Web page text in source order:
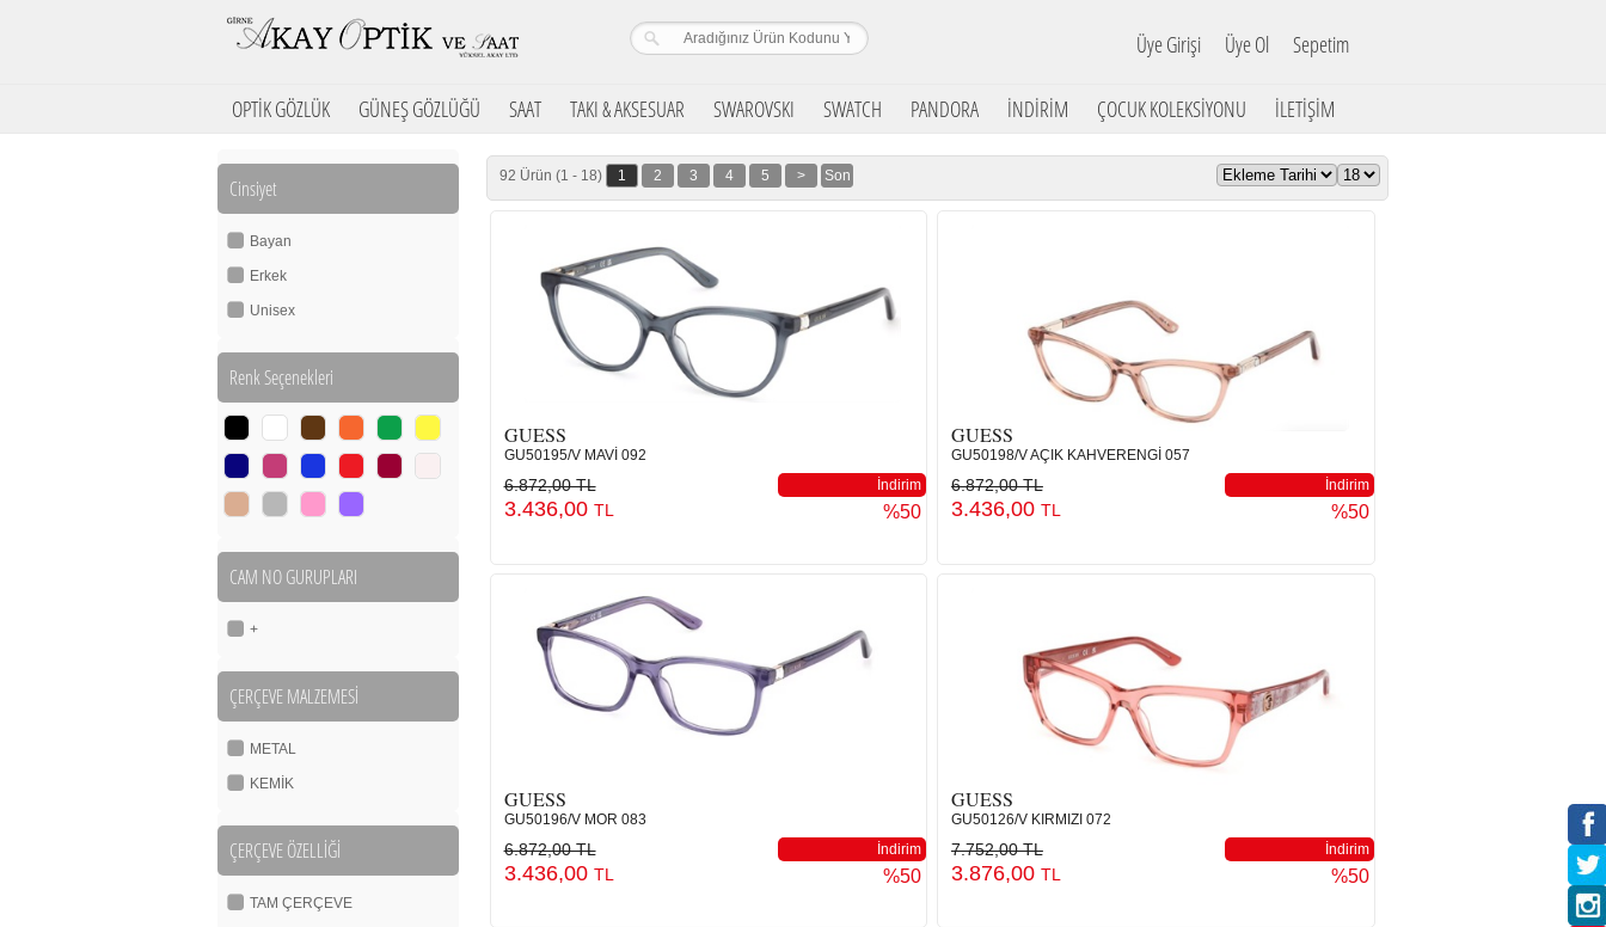
Sepetim
Üye Ol
Üye Girişi
OPTİK GÖZLÜK GÜNEŞ GÖZLÜĞÜ SAAT TAKI & AKSESUAR SWAROVSKI SWATCH PANDORA İNDİRİM ÇOCUK KOLEKSİYONU İLETİŞİM
Cinsiyet
Bayan
Erkek
Unisex
Renk Seçenekleri
CAM NO GURUPLARI
+
ÇERÇEVE MALZEMESİ
METAL
KEMİK
ÇERÇEVE ÖZELLİĞİ
TAM ÇERÇEVE
92 Ürün (1 - 18) 1 2 3 4 5 > Son
GUESS
GU50195/V MAVİ 092
6.872,00 TL İndirim
3.436,00 TL %50
GUESS
GU50198/V AÇIK KAHVERENGİ 057
6.872,00 TL İndirim
3.436,00 TL %50
GUESS
GU50196/V MOR 083
6.872,00 TL İndirim
3.436,00 TL %50
GUESS
GU50126/V KIRMIZI 072
7.752,00 TL İndirim
3.876,00 TL %50